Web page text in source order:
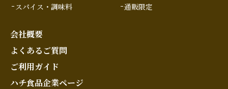
スパイス・調味料
通販限定
会社概要
よくあるご質問
ご利用ガイド
ハチ食品企業ページ